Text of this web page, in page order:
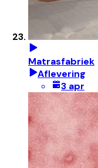
Matrasfabriek
Aflevering
3 apr